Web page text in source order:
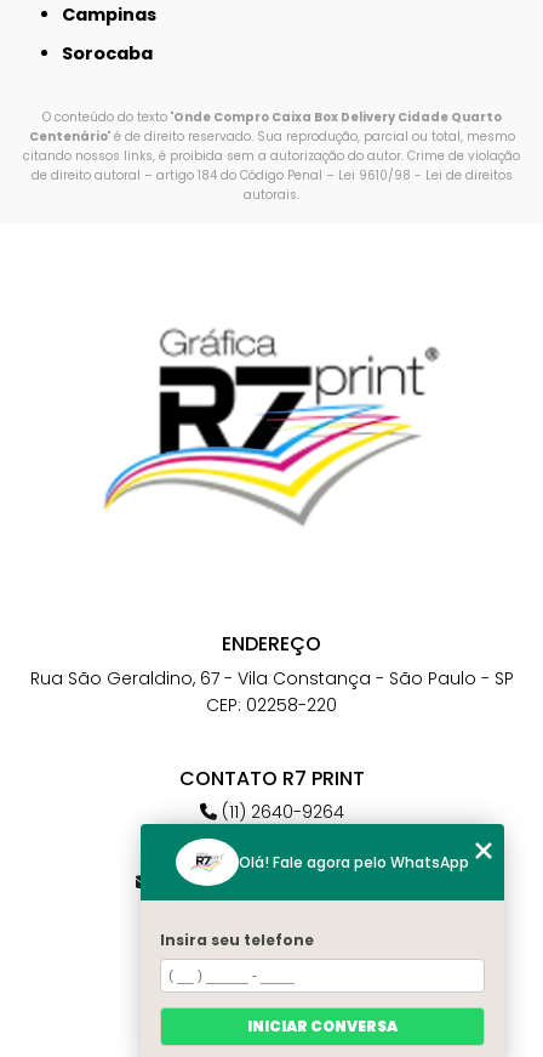
Campinas
Sorocaba
O conteúdo do texto "Onde Compro Caixa Box Delivery Cidade Quarto
Centenário" é de direito reservado. Sua reprodução, parcial ou total, mesmo
citando nossos links, é proibida sem a autorização do autor. Crime de violação
de direito autoral – artigo 184 do Código Penal – Lei 9610/98 - Lei de direitos
autorais.
ENDEREÇO
Rua São Geraldino, 67 - Vila Constança - São Paulo - SP
CEP: 02258-220
CONTATO R7 PRINT
(11) 2640-9264
(11) 98784-6664
atendimento@r7print.com.br
MENU
Home
Quem somos
Contato
Olá! Fale agora pelo WhatsApp
Insira seu telefone
INICIAR CONVERSA